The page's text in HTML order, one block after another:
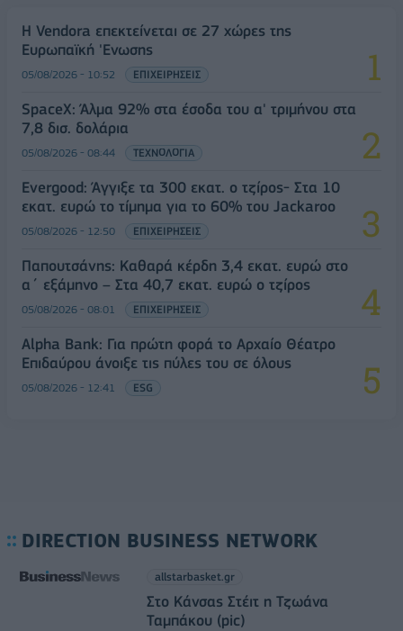
Η Vendora επεκτείνεται σε 27 χώρες της
Ευρωπαϊκή 'Ενωσης
05/08/2026 - 10:52 ΕΠΙΧΕΙΡΗΣΕΙΣ
SpaceX: Άλμα 92% στα έσοδα του α' τριμήνου στα
7,8 δισ. δολάρια
05/08/2026 - 08:44 ΤΕΧΝΟΛΟΓΙΑ
Evergood: Άγγιξε τα 300 εκατ. ο τζίρος- Στα 10
εκατ. ευρώ το τίμημα για το 60% του Jackaroo
05/08/2026 - 12:50 ΕΠΙΧΕΙΡΗΣΕΙΣ
Παπουτσάνης: Καθαρά κέρδη 3,4 εκατ. ευρώ στο
α΄ εξάμηνο – Στα 40,7 εκατ. ευρώ ο τζίρος
05/08/2026 - 08:01 ΕΠΙΧΕΙΡΗΣΕΙΣ
Alpha Bank: Για πρώτη φορά το Αρχαίο Θέατρο
Επιδαύρου άνοιξε τις πύλες του σε όλους
05/08/2026 - 12:41 ESG
DIRECTION BUSINESS NETWORK
allstarbasket.gr
Στο Κάνσας Στέιτ η Τζωάνα
Ταμπάκου (pic)